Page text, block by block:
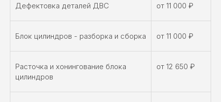
Дефектовка деталей ДВС от 11 000 ₽
Блок цилиндров - разборка и сборка от 11 000 ₽
Расточка и хонингование блока
цилиндров
от 12 650 ₽